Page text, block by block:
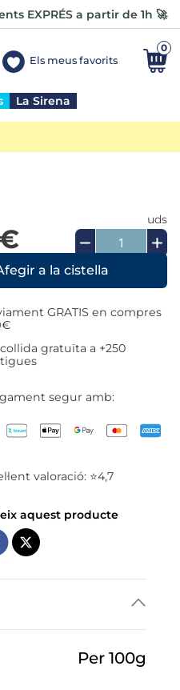
EXPRÉS a partir de 1h 🚀
Els meus favorits
0
La Sirena
uds
GRATIS en compres
gratuïta a +250
segur amb:
valoració: ⭐4,7
Per 100g